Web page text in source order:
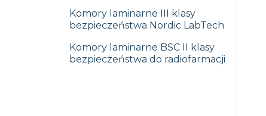
Komory laminarne III klasy
bezpieczeństwa Nordic LabTech
Komory laminarne BSC II klasy
bezpieczeństwa do radiofarmacji